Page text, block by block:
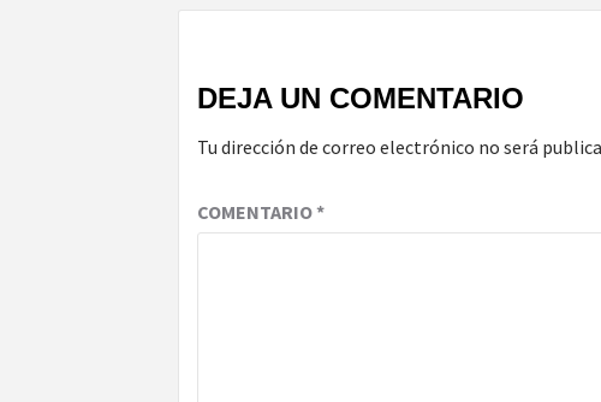
DEJA UN COMENTARIO
Tu dirección de correo electrónico no será
COMENTARIO*